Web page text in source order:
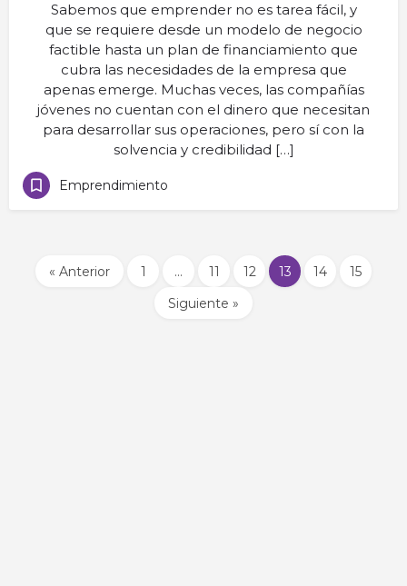
Sabemos que emprender no es tarea fácil, y
que se requiere desde un modelo de negocio
factible hasta un plan de financiamiento que
cubra las necesidades de la empresa que
apenas emerge. Muchas veces, las compañías
jóvenes no cuentan con el dinero que necesitan
para desarrollar sus operaciones, pero sí con la
solvencia y credibilidad […]
Emprendimiento
« Anterior 1 … 11 12 13 14
15
Siguiente »